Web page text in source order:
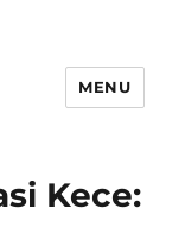
MENU
Kece: